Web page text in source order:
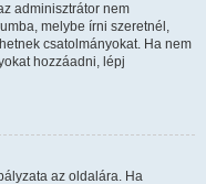
adminisztrátor nem
melybe írni szeretnél,
csatolmányokat. Ha nem
hozzáadni, lépj
az oldalára. Ha